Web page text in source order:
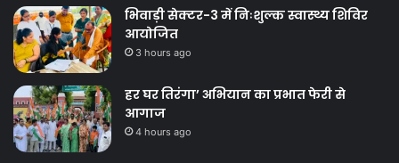
भिवाड़ी सेक्टर-3 में निःशुल्क स्वास्थ्य शिविर
आयोजित
3 hours ago
हर घर तिरंगा’ अभियान का प्रभात फेरी से
आगाज
4 hours ago